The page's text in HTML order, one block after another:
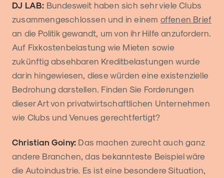
DJ LAB: Bundesweit haben sich sehr viele Clubs
zusammengeschlossen und in einem offenen Brief
an die Politik gewandt, um von ihr Hilfe anzufordern.
Auf Fixkostenbelastung wie Mieten sowie
zukünftig absehbaren Kreditbelastungen wurde
darin hingewiesen, diese würden eine existenzielle
Bedrohung darstellen. Finden Sie Forderungen
dieser Art von privatwirtschaftlichen Unternehmen
wie Clubs und Venues gerechtfertigt?
Christian Goiny: Das machen zurecht auch ganz
andere Branchen, das bekannteste Beispiel wäre
die Autoindustrie. Es ist eine besondere Situation,